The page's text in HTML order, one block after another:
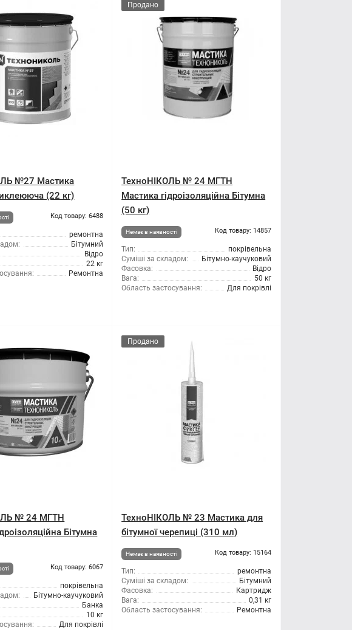
№27 Мастика
(22 кг)
Код товару: 6488
ремонтна
Бітумний
Відро
22 кг
Ремонтна
Продано
ТехноНІКОЛЬ № 24 МГТН
Мастика гідроізоляційна Бітумна
(50 кг)
Немає в наявності Код товару: 14857
Тип:
покрівельна
Суміші за складом:
Бітумно-каучуковий
Фасовка:
Відро
Вага:
50 кг
Область застосування:
Для покрівлі
№ 24 МГТН
Бітумна
Код товару: 6067
покрівельна
Бітумно-каучуковий
Банка
10 кг
Для покрівлі
Продано
ТехноНІКОЛЬ № 23 Мастика для
бітумної черепиці (310 мл)
Немає в наявності Код товару: 15164
Тип:
ремонтна
Суміші за складом:
Бітумний
Фасовка:
Картридж
Вага:
0,31 кг
Область застосування:
Ремонтна